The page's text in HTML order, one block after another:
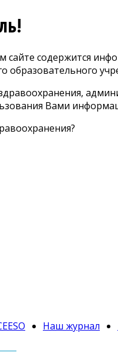
сайте содержится
образовательного
Вами
Наш журнал